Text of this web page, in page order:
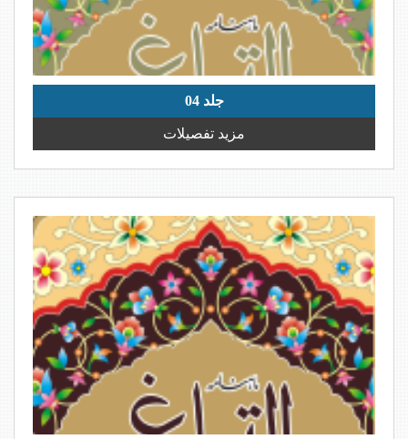
جلد 04
مزید تفصیلات